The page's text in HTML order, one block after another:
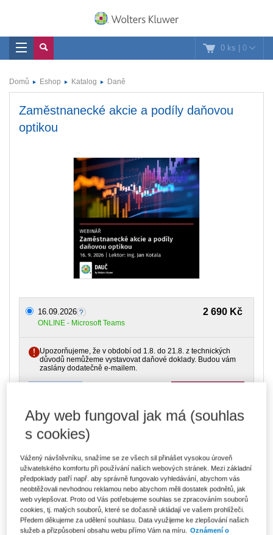
0 ks | 0
Domů Eshop Katalog Daně
Zaměstnanecké akcie a podíly daňovou
optikou
2 690 Kč
16.09.2026
ONLINE - Microsoft Teams
Upozorňujeme, že v období od 1.8. do 21.8. z technických
důvodů nemůžeme vystavovat daňové doklady. Budou vám
zaslány dodatečně e-mailem.
Ceny jsou včetně DPH
Daňoví poradci, HR pracovníci
Typ akce Webinář
Typ produktu Školení
Datum 16.09.2026
Aby web fungoval jak má (souhlas
s cookies)
Vážený návštěvníku, snažíme se ze všech sil přinášet vysokou úroveň
uživatelského komfortu při používání našich webových stránek. Mezi základní
předpoklady patří např. aby správně fungovalo vyhledávání, abychom vás
neobtěžovali nevhodnou reklamou nebo abychom měli dostatek podnětů, jak
web vylepšovat. Proto od Vás potřebujeme souhlas se zpracováním souborů
cookies, tj. malých souborů, které se dočasně ukládají ve vašem prohlížeči.
Předem děkujeme za udělení souhlasu. Data využijeme ke zlepšování našich
služeb a přizpůsobení obsahu webu přímo Vám na míru. Oznámení o